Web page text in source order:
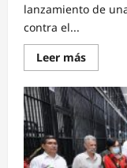
lanzamiento de
contra el...
Leer másRead
more
Escudo
contra
las
maras:
anuncia